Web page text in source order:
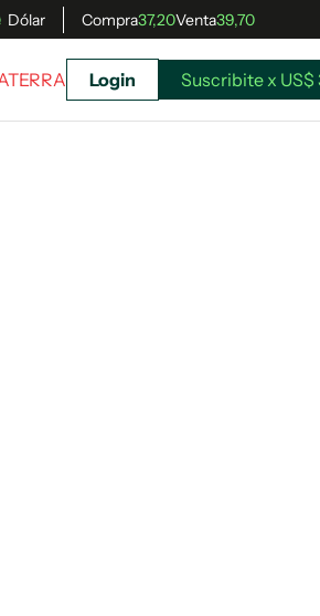
Dólar Compra37,20Venta39,70
Login Suscribite x US$